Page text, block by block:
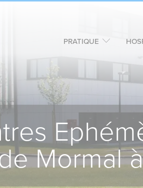
PRATIQUE
Mormal